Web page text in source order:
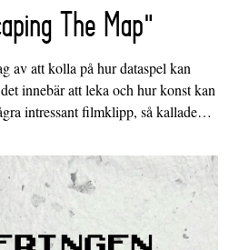
The Map"
av att kolla på hur dataspel kan
innebär att leka och hur konst kan
intressant filmklipp, så kallade…